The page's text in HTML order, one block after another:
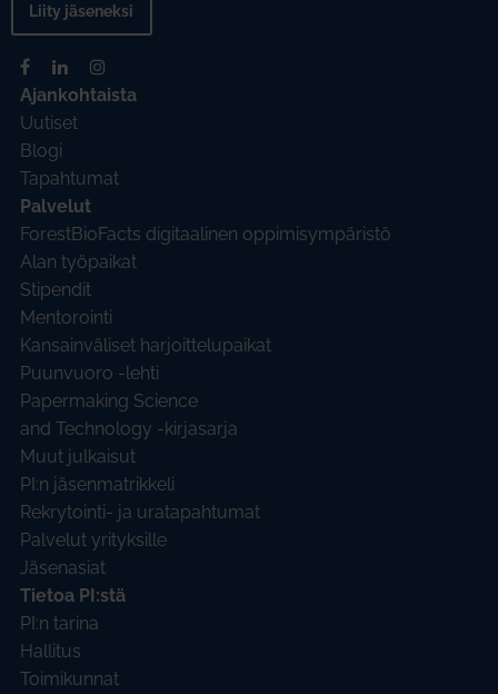
Liity jäseneksi
Ajankohtaista
Uutiset
Blogi
Tapahtumat
Palvelut
ForestBioFacts digitaalinen oppimisympäristö
Alan työpaikat
Stipendit
Mentorointi
Kansainväliset harjoittelupaikat
Puunvuoro -lehti
Papermaking Science
and Technology -kirjasarja
Muut julkaisut
PI:n jäsenmatrikkeli
Rekrytointi- ja uratapahtumat
Palvelut yrityksille
Jäsenasiat
Tietoa PI:stä
PI:n tarina
Hallitus
Toimikunnat